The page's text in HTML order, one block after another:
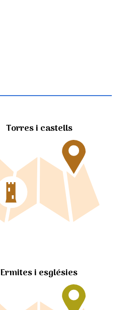
Torres i castells
Ermites i esglésies